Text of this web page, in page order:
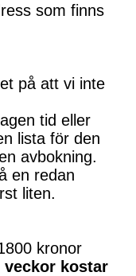
som finns
på att vi inte
tid eller
lista för den
avbokning.
en redan
liten.
kronor
veckor kostar